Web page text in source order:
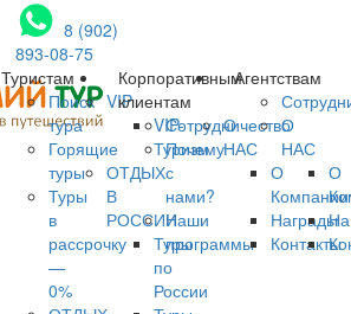
8 (902)
893-08-75
Туристам
Поиск
тура
Горящие
туры
Туры
в
рассрочку
—
0%
VIP
VIP-
Туризм
ОТДЫХ
В
РОССИИ
Туры
по
России
Корпоративным
клиентам
Сотрудничество
Почему
с
нами?
Наши
программы
О
НАС
О
Компании
Награды
Контакты
Агентствам
О
НАС
О